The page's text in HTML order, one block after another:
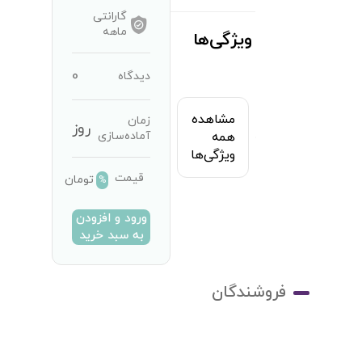
ویژگی‌ها
مشاهده
همه
ویژگی‌ها
گارانتی
ماهه
دیدگاه 0
زمان
آماده‌سازی روز
قیمت % تومان
ورود و افزودن
به سبد خرید
فروشندگان